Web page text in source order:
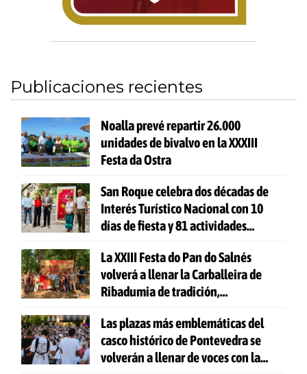
Publicaciones recientes
Noalla prevé repartir 26.000
unidades de bivalvo en la XXXIII
Festa da Ostra
San Roque celebra dos décadas de
Interés Turístico Nacional con 10
días de fiesta y 81 actividades
La XXIII Festa do Pan do Salnés
volverá a llenar la Carballeira de
Ribadumia de tradición,
todas las edades
Las plazas más emblemáticas del
casco histórico de Pontevedra se
volverán a llenar de voces con la